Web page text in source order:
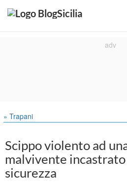
» Trapani
Scippo violento ad
malvivente
sicurezza